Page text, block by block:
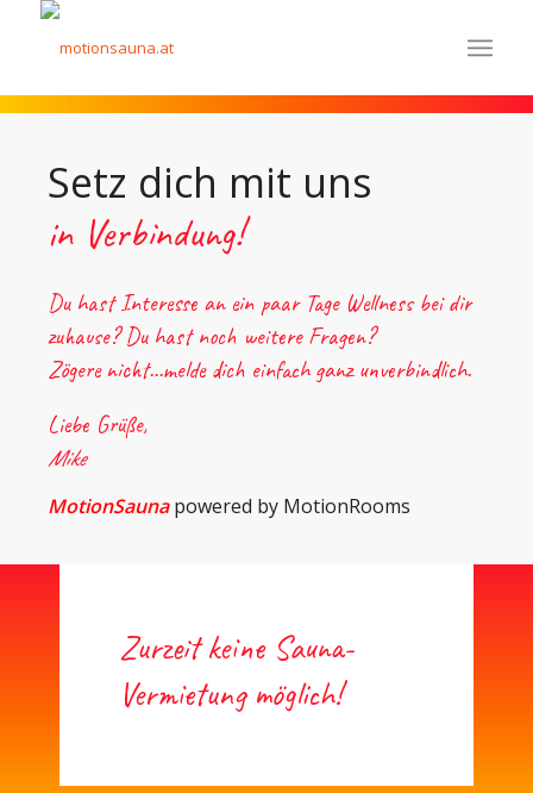
Setz dich mit uns
in Verbindung!
Du hast Interesse an ein paar Tage Wellness bei dir
zuhause? Du hast noch weitere Fragen?
Zögere nicht…melde dich einfach ganz unverbindlich.
Liebe Grüße,
Mike
MotionSaunapowered by MotionRooms
Zurzeit keine Sauna-
Vermietung möglich!